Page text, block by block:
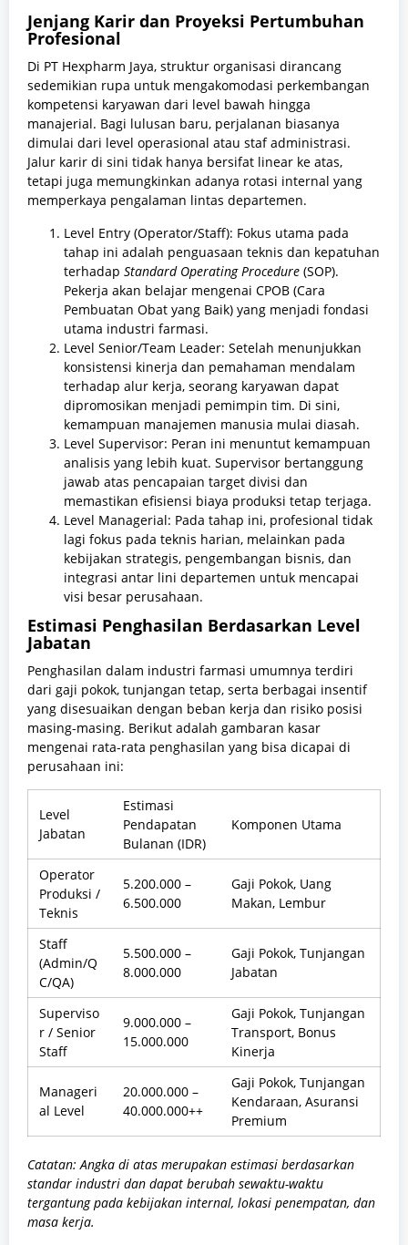
Jenjang Karir dan Proyeksi Pertumbuhan
Profesional
Di PT Hexpharm Jaya, struktur organisasi dirancang
sedemikian rupa untuk mengakomodasi perkembangan
kompetensi karyawan dari level bawah hingga
manajerial. Bagi lulusan baru, perjalanan biasanya
dimulai dari level operasional atau staf administrasi.
Jalur karir di sini tidak hanya bersifat linear ke atas,
tetapi juga memungkinkan adanya rotasi internal yang
memperkaya pengalaman lintas departemen.
Level Entry (Operator/Staff): Fokus utama pada
tahap ini adalah penguasaan teknis dan kepatuhan
terhadap Standard Operating Procedure (SOP).
Pekerja akan belajar mengenai CPOB (Cara
Pembuatan Obat yang Baik) yang menjadi fondasi
utama industri farmasi.
Level Senior/Team Leader: Setelah menunjukkan
konsistensi kinerja dan pemahaman mendalam
terhadap alur kerja, seorang karyawan dapat
dipromosikan menjadi pemimpin tim. Di sini,
kemampuan manajemen manusia mulai diasah.
Level Supervisor: Peran ini menuntut kemampuan
analisis yang lebih kuat. Supervisor bertanggung
jawab atas pencapaian target divisi dan
memastikan efisiensi biaya produksi tetap terjaga.
Level Managerial: Pada tahap ini, profesional tidak
lagi fokus pada teknis harian, melainkan pada
kebijakan strategis, pengembangan bisnis, dan
integrasi antar lini departemen untuk mencapai
visi besar perusahaan.
Estimasi Penghasilan Berdasarkan Level
Jabatan
Penghasilan dalam industri farmasi umumnya terdiri
dari gaji pokok, tunjangan tetap, serta berbagai insentif
yang disesuaikan dengan beban kerja dan risiko posisi
masing-masing. Berikut adalah gambaran kasar
mengenai rata-rata penghasilan yang bisa dicapai di
perusahaan ini:
Level
Jabatan
Estimasi
Pendapatan
Bulanan (IDR)
Komponen Utama
Operator
Produksi /
Teknis
5.200.000 –
6.500.000
Gaji Pokok, Uang
Makan, Lembur
Staff
(Admin/Q
C/QA)
5.500.000 –
8.000.000
Gaji Pokok, Tunjangan
Jabatan
Superviso
r / Senior
Staff
9.000.000 –
15.000.000
Gaji Pokok, Tunjangan
Transport, Bonus
Kinerja
Manageri
al Level
20.000.000 –
40.000.000++
Gaji Pokok, Tunjangan
Kendaraan, Asuransi
Premium
Catatan: Angka di atas merupakan estimasi berdasarkan
standar industri dan dapat berubah sewaktu-waktu
tergantung pada kebijakan internal, lokasi penempatan, dan
masa kerja.